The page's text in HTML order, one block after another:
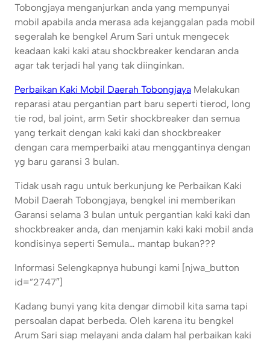
Tobongjaya menganjurkan anda yang mempunyai
mobil apabila anda merasa ada kejanggalan pada mobil
segeralah ke bengkel Arum Sari untuk mengecek
keadaan kaki kaki atau shockbreaker kendaran anda
agar tak terjadi hal yang tak diinginkan.
Perbaikan Kaki Mobil Daerah Tobongjaya Melakukan
reparasi atau pergantian part baru seperti tierod, long
tie rod, bal joint, arm Setir shockbreaker dan semua
yang terkait dengan kaki kaki dan shockbreaker
dengan cara memperbaiki atau menggantinya dengan
yg baru garansi 3 bulan.
Tidak usah ragu untuk berkunjung ke Perbaikan Kaki
Mobil Daerah Tobongjaya, bengkel ini memberikan
Garansi selama 3 bulan untuk pergantian kaki kaki dan
shockbreaker anda, dan menjamin kaki kaki mobil anda
kondisinya seperti Semula… mantap bukan???
Informasi Selengkapnya hubungi kami [njwa_button
id=”2747″]
Kadang bunyi yang kita dengar dimobil kita sama tapi
persoalan dapat berbeda. Oleh karena itu bengkel
Arum Sari siap melayani anda dalam hal perbaikan kaki